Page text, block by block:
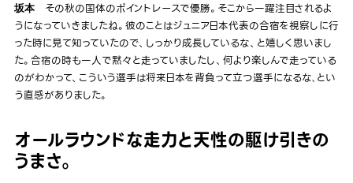
坂本その秋の国体のポイントレースで優勝。そこから一躍注目されるよ
うになっていきましたね。彼のことはジュニア日本代表の合宿を視察しに行
った時に見て知っていたので、しっかり成長しているな、と嬉しく思いまし
た。合宿の時も一人で黙々と走っていましたし、何より楽しんで走っている
のがわかって、こういう選手は将来日本を背負って立つ選手になるな､とい
う直感がありました。
オールラウンドな走力と天性の駆け引きの
うまさ。